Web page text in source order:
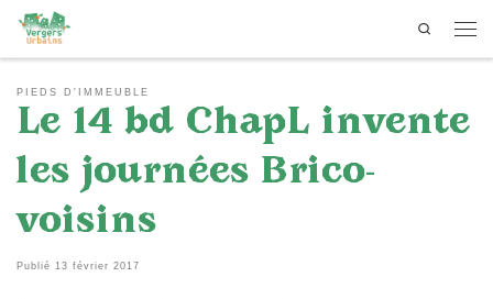
Passer au contenu
Search
PIEDS D'IMMEUBLE
Le 14 bd ChapL invente
les journées Brico-
voisins
Publié 13 février 2017